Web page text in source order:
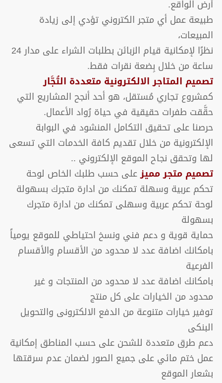
أرض الواقع.
طبيعة عمل أي متجر الكتروني تؤدي إلى زيادة
المبيعات،
نظرًا لإمكانية قيام الزبائن بطلبات الشراء على مدار 24
ساعة من خلال بِضعة نقرات فقط.
تصميم المتاجر الالكترونية متعددة التُجَّار
كمشروع تجاري مُستقل، هو أحد أنجح المشاريع التي
حقَّقت طفرات حقيقية في حياة رُواد الأعمال.
حرصنا على تحقيق التكامل المنشود في البوابة
الإلكترونية من خلال تقديم كافة الخدمات التي تسعى
لها وتحقق نجاح الموقع الإلكتروني ..
تصميم متجر مميزعلى حسب طلبك الخاص لوحة
تحكم عربية وسهلة تمكنك من ادارة متجرك بسهولة
لوحة تحكم عربية وسهلى تمكنك من ادارة متجرك
بسهولة
حماية قوية و دعم فني ونسخ احتياطي للموقع يومياً
بامكانك اضافة عدد لا محدود من الأقسام والأقسام
الفرعية
بامكانك اضافة عدد لا محدود من المنتجات و غير
محدود من الخيارات على كل منتج
توفير خيارات متنوعة من الدفع الالكترونى والتحويل
البنكى
دعم طرق متعددة للشحن على حسب المناطق إمكانية
عمل ختم مائي على جميع الصور لضمان عدم سرقتها
بشعار الموقع